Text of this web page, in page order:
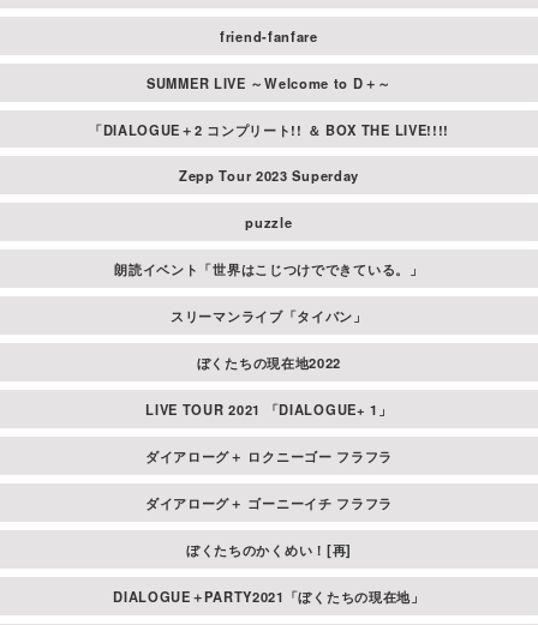
friend-fanfare
SUMMER LIVE ～Welcome to D＋～
「DIALOGUE＋2 コンプリート!! ＆ BOX THE LIVE!!!!
Zepp Tour 2023 Superday
puzzle
朗読イベント「世界はこじつけでできている。」
スリーマンライブ「タイバン」
ぼくたちの現在地2022
LIVE TOUR 2021 「DIALOGUE+ 1」
ダイアローグ＋ ロクニーゴー フラフラ
ダイアローグ＋ ゴーニーイチ フラフラ
ぼくたちのかくめい！[再]
DIALOGUE＋PARTY2021「ぼくたちの現在地」